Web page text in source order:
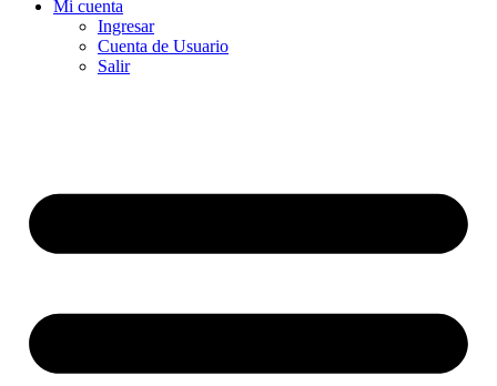
Mi cuenta
Ingresar
Cuenta de Usuario
Salir